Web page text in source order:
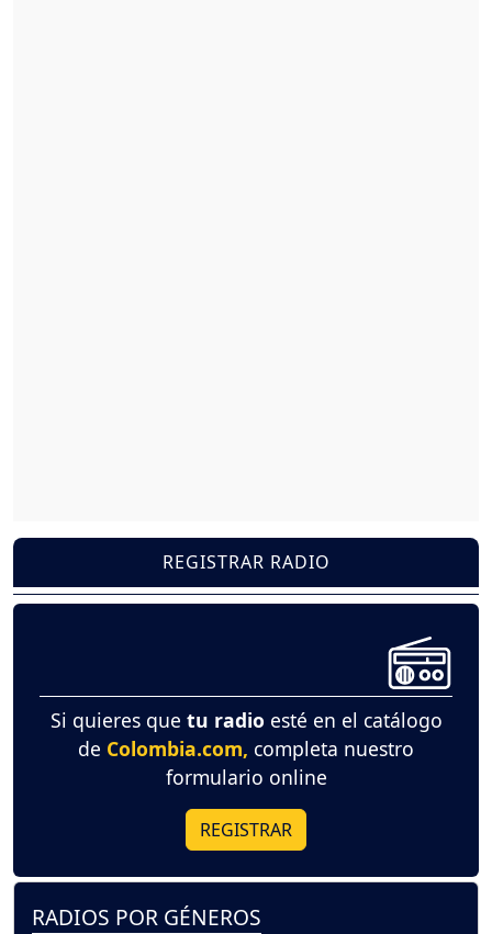
REGISTRAR RADIO
Si quieres que tu radio esté en el catálogo
de Colombia.com, completa nuestro
formulario online
REGISTRAR
RADIOS POR GÉNEROS